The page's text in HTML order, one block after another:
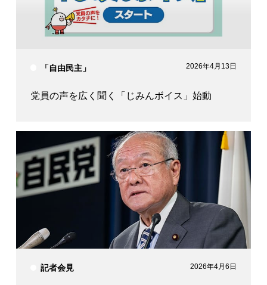
「自由民主」 2026年4月13日
党員の声を広く聞く「じみんボイス」始動
記者会見 2026年4月6日